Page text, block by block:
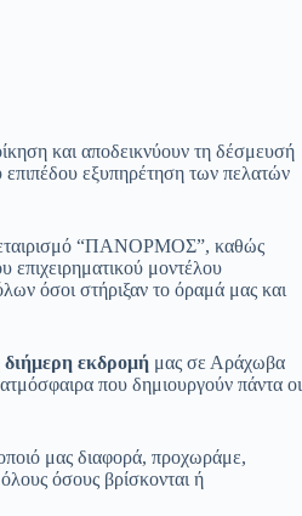
και αποδεικνύουν τη δέσμευσή
επιπέδου εξυπηρέτηση των πελατών
“ΠΑΝΟΡΜΟΣ”, καθώς
επιχειρηματικού μοντέλου
όσοι στήριξαν το όραμά μας και
διήμερη εκδρομή μας σε Αράχωβα
που δημιουργούν πάντα οι
μας διαφορά, προχωράμε,
όσους βρίσκονται ή